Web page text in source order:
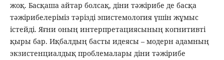
жоқ. Басқаша айтар болсақ, діни тәжірибе де басқа
тәжірибелеріміз тәрізді эпистемология үшін жұмыс
істейді. Яғни оның интерпретациясының когнитивті
қыры бар. Иқбалдың басты идеясы – модерн адамның
экзистенциалдық проблемалары діни тәжірибе